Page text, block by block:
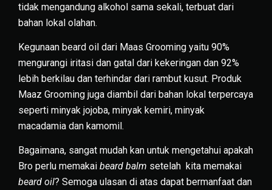
tidak mengandung alkohol sama sekali, terbuat dari
bahan lokal olahan.
Kegunaan beard oil dari Maas Grooming yaitu 90%
mengurangi iritasi dan gatal dari kekeringan dan 92%
lebih berkilau dan terhindar dari rambut kusut. Produk
Maaz Grooming juga diambil dari bahan lokal terpercaya
seperti minyak jojoba, minyak kemiri, minyak
macadamia dan kamomil.
Bagaimana, sangat mudah kan untuk mengetahui apakah
Bro perlu memakai beard balm setelah kita memakai
beard oil? Semoga ulasan di atas dapat bermanfaat dan